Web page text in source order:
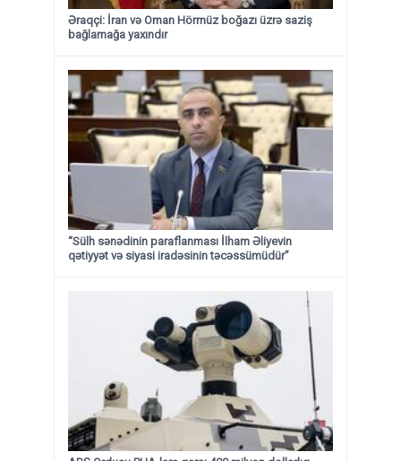
Əraqçi: İran və Oman Hörmüz boğazı üzrə saziş
bağlamağa yaxındır
“Sülh sənədinin paraflanması İlham Əliyevin
qətiyyət və siyasi iradəsinin təcəssümüdür”